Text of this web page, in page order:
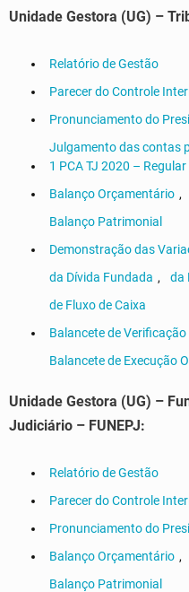
Unidade Gestora (UG) –
Relatório de Gestão
Parecer do Controle
Pronunciamento do
Julgamento das contas
1 PCA TJ 2020 –
Balanço Orçamentário ,
Balanço Patrimonial
Demonstração das
da Dívida Fundada , da
de Fluxo de Caixa
Balancete de Verificação
Balancete de Execução
Unidade Gestora (UG) –
Judiciário – FUNEPJ:
Relatório de Gestão
Parecer do Controle
Pronunciamento do
Balanço Orçamentário ,
Balanço Patrimonial